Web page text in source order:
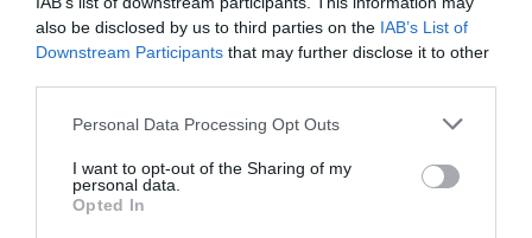
also be disclosed by us to third parties on the IAB’s List of
Downstream Participants that may further disclose it to other
Personal Data Processing Opt Outs
I want to opt-out of the Sharing of my
personal data.
Opted In
Νέοι Διαγωνισμοί❯
ΔΟΚΙΜΙΑ - ΜΕΛΕΤΕΣ ΕΚΔΟΣΕΙΣ ΚΕΔΡΟΣ
Newsletter